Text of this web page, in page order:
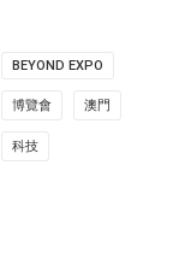
BEYOND EXPO
博覽會 澳門
科技